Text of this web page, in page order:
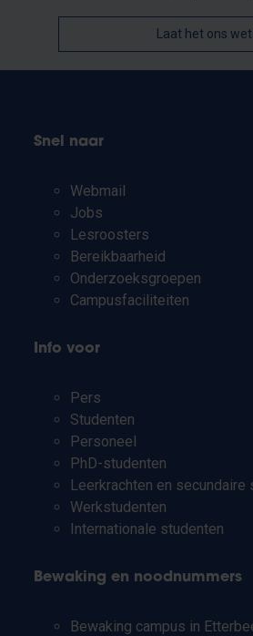
Laat het ons
Snel naar
Webmail
Jobs
Lesroosters
Bereikbaarheid
Onderzoeksgroepen
Campusfaciliteiten
Info voor
Pers
Studenten
Personeel
PhD-studenten
Leerkrachten en secundaire
Werkstudenten
Internationale studenten
Bewaking en noodnummers
Bewaking campus in